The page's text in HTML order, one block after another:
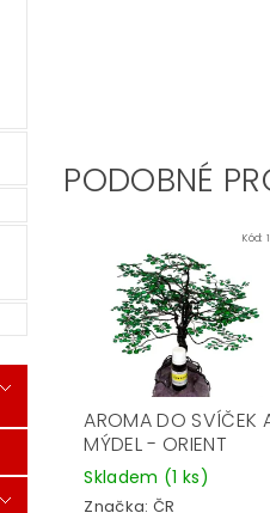
PODOBNÉ
Kód:
AROMA DO SVÍČEK
MÝDEL - ORIENT
Skladem (1 ks)
Značka: ČR